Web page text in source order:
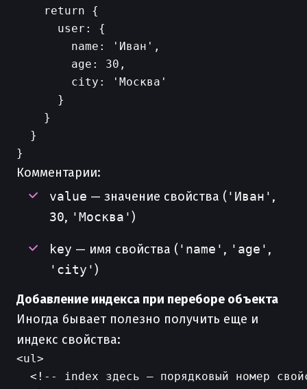
    return {
      user: {
        name: 'Иван',
        age: 30,
        city: 'Москва'
      }
    }
  }
Комментарии:
value — значение свойства ( 'Иван' ,
30, 'Москва' )
key — имя свойства ( 'name' , 'age' ,
'city' )
Добавление индекса при переборе объекта
Иногда бывает полезно получить еще и
индекс свойства:
<ul>
<!-- index здесь — порядковый номер